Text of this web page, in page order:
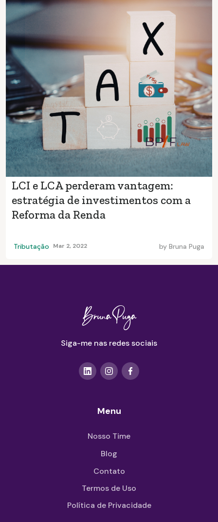
LCI e LCA perderam vantagem:
estratégia de investimentos com a
Reforma da Renda
Tributação Mar 2, 2022 by Bruna Puga
Siga-me nas redes sociais
Menu
Nosso Time
Blog
Contato
Termos de Uso
Política de Privacidade